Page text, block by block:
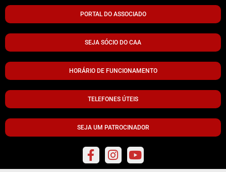
PORTAL DO ASSOCIADO
SEJA SÓCIO DO CAA
HORÁRIO DE FUNCIONAMENTO
TELEFONES ÚTEIS
SEJA UM PATROCINADOR